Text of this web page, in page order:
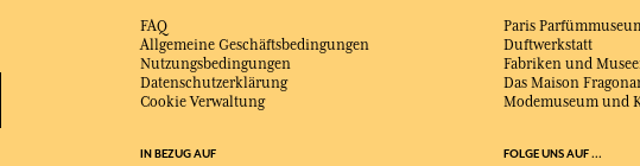
FAQ
Allgemeine Geschäftsbedingungen
Nutzungsbedingungen
Datenschutzerklärung
Cookie Verwaltung
Paris
Duftwerkstatt
Fabriken und
Das Maison
Modemuseum und
IN BEZUG AUF FOLGE UNS AUF ...